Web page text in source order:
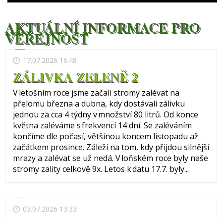
AKTUÁLNÍ INFORMACE PRO
VEŘEJNOST
17.07.2026 16:48
ZÁLIVKA ZELENĚ 2
V letošním roce jsme začali stromy zalévat na
přelomu března a dubna, kdy dostávali zálivku
jednou za cca 4 týdny v množství 80 litrů. Od konce
května zaléváme s frekvencí 14 dní. Se zaléváním
končíme dle počasí, většinou koncem listopadu až
začátkem prosince. Záleží na tom, kdy přijdou silnější
mrazy a zalévat se už nedá. V loňském roce byly naše
stromy zality celkově 9x. Letos k datu 17.7. byly...
03.07.2026 13:33